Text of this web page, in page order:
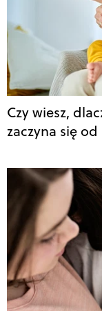
Czy wiesz,
zaczyna się